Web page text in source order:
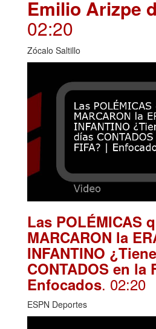
Emilio Arizpe
02:20
Zócalo Saltillo
Las POLÉMICAS
MARCARON la
INFANTINO
CONTADOS en la
Enfocados. 02:20
ESPN Deportes